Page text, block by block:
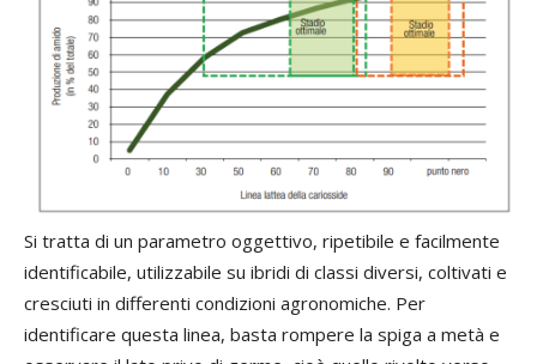
Si tratta di un parametro oggettivo, ripetibile e facilmente
identificabile, utilizzabile su ibridi di classi diversi, coltivati e
cresciuti in differenti condizioni agronomiche. Per
identificare questa linea, basta rompere la spiga a metà e